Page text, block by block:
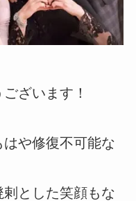
ざいます！
や修復不可能な
とした笑顔もな